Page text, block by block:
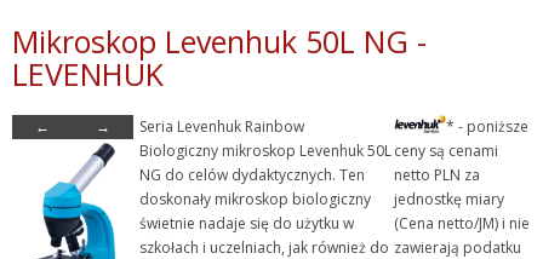
+ Rury, pręty, kapilary ...
+ Szkło kwarcowe
+ Szkło laboratoryjne
+ Termometry / Areometry
- Urządzenia laboratoryj...
+ Chłodzenie
Mikroskop Levenhuk 50L NG -
LEVENHUK
← →
Seria Levenhuk Rainbow
Biologiczny mikroskop Levenhuk 50L
NG do celów dydaktycznych. Ten
doskonały mikroskop biologiczny
świetnie nadaje się do użytku w
szkołach i uczelniach, jak również do
* - poniższe
ceny są cenami
netto PLN za
jednostkę miary
(Cena netto/JM) i nie
zawierają podatku